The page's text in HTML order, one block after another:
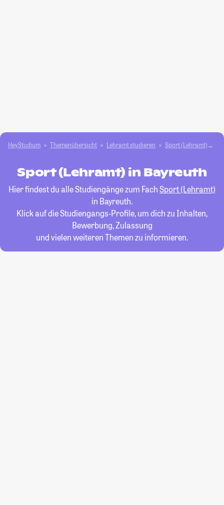
HeyStudium Themenübersicht Lehramt studieren Sport (Lehramt)
Sport (Lehramt) in Bayreuth
Hier findest du alle Studiengänge zum FachSport (Lehramt)
in Bayreuth.
Klick auf die Studiengangs-Profile, um dich zu Inhalten,
Bewerbung, Zulassung
und vielen weiteren Themen zu informieren.